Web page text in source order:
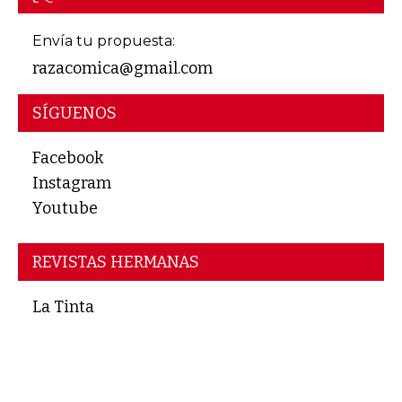
Envía tu propuesta:
razacomica@gmail.com
SÍGUENOS
Facebook
Instagram
Youtube
REVISTAS HERMANAS
La Tinta